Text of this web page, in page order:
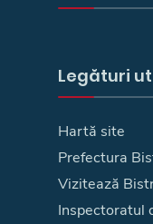
Legături
Hartă site
Prefectura
Vizitează
Inspectoratul